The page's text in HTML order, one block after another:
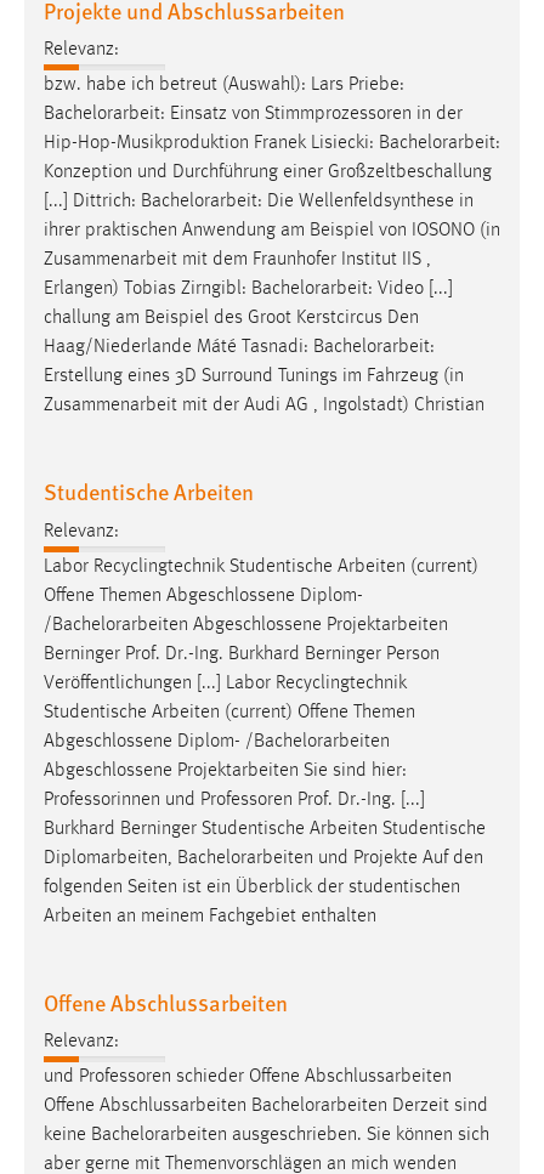
Projekte und Abschlussarbeiten
Relevanz:
bzw. habe ich betreut (Auswahl): Lars Priebe:
Bachelorarbeit: Einsatz von Stimmprozessoren in der
Hip-Hop-Musikproduktion Franek Lisiecki: Bachelorarbeit:
Konzeption und Durchführung einer Großzeltbeschallung
[...] Dittrich: Bachelorarbeit: Die Wellenfeldsynthese in
ihrer praktischen Anwendung am Beispiel von IOSONO (in
Zusammenarbeit mit dem Fraunhofer Institut IIS ,
Erlangen) Tobias Zirngibl: Bachelorarbeit: Video [...]
challung am Beispiel des Groot Kerstcircus Den
Haag/Niederlande Máté Tasnadi: Bachelorarbeit:
Erstellung eines 3D Surround Tunings im Fahrzeug (in
Zusammenarbeit mit der Audi AG , Ingolstadt) Christian
Studentische Arbeiten
Relevanz:
Labor Recyclingtechnik Studentische Arbeiten (current)
Offene Themen Abgeschlossene Diplom-
/ Bachelorarbeiten Abgeschlossene Projektarbeiten
Berninger Prof. Dr.-Ing. Burkhard Berninger Person
Veröffentlichungen [...] Labor Recyclingtechnik
Studentische Arbeiten (current) Offene Themen
Abgeschlossene Diplom- / Bachelorarbeiten
Abgeschlossene Projektarbeiten Sie sind hier:
Professorinnen und Professoren Prof. Dr.-Ing. [...]
Burkhard Berninger Studentische Arbeiten Studentische
Diplomarbeiten, Bachelorarbeiten und Projekte Auf den
folgenden Seiten ist ein Überblick der studentischen
Arbeiten an meinem Fachgebiet enthalten
Offene Abschlussarbeiten
Relevanz:
und Professoren schieder Offene Abschlussarbeiten
Offene Abschlussarbeiten Bachelorarbeiten Derzeit sind
keine Bachelorarbeiten ausgeschrieben. Sie können sich
aber gerne mit Themenvorschlägen an mich wenden
_pk_ref, _pk_cvar, _pk_id, _pk_ses
Zweck:
Zugriffsstatistik
Cookie Laufzeit:
Max. 13 Monate
MARKETING
Marketing Cookies werden von Drittanbietern
verwendet, um personalisierte Werbung anzuzeigen.
Sie tun dies, indem sie Besucher über Websites
hinweg verfolgen.
Name:
Anbieter:
Google Ireland Limited
Zweck:
Conversion-Tracking
Cookie Laufzeit:
Facebook Pixel
Name:
Anbieter:
Zweck:
Conversion-Tracking
Cookie Laufzeit:
3 Monate